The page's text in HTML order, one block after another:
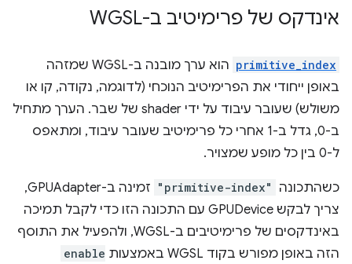
אינדקס של פרימיטיב ב-WGSL
primitive_index
הוא ערך מובנה ב-WGSL שמזהה
באופן ייחודי את הפרימיטיב הנוכחי (לדוגמה, נקודה, קו או
משולש) שעובר עיבוד על ידי shader של שבר. הערך מתחיל
ב-0, גדל ב-1 אחרי כל פרימיטיב שעובר עיבוד, ומתאפס
ל-0 בין כל מופע שמצויר.
כשהתכונה "primitive-index"
זמינה ב-GPUAdapter,
צריך לבקש GPUDevice עם התכונה הזו כדי לקבל תמיכה
באינדקסים של פרימיטיבים ב-WGSL, ולהפעיל את התוסף
הזה באופן מפורש בקוד WGSL באמצעות
enable